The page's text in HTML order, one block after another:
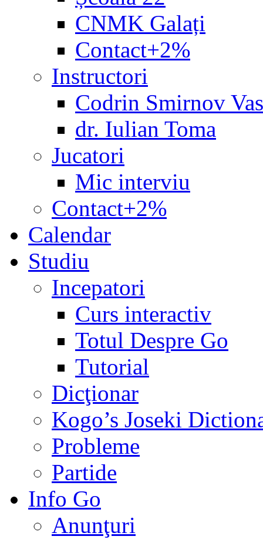
CNMK Galați
Contact+2%
Instructori
Codrin Smirnov
dr. Iulian Toma
Jucatori
Mic interviu
Contact+2%
Calendar
Studiu
Incepatori
Curs interactiv
Totul Despre Go
Tutorial
Dicţionar
Kogo’s Joseki
Probleme
Partide
Info Go
Anunţuri